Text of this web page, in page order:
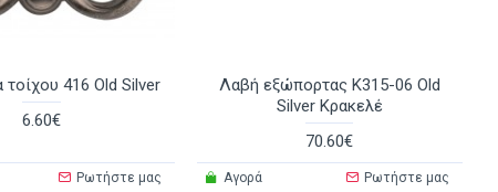
τοίχου 416 Old Silver
6.60€
Ρωτήστε μας
Λαβή εξώπορτας K315-06 Old
Silver Κρακελέ
70.60€
Αγορά Ρωτήστε μας